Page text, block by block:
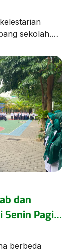
sekolah.
untuk
pengelolaan
ini
1
warga
[…]
dan
Senin Pagi
berbeda